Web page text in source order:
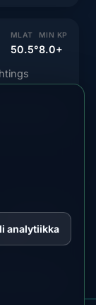
MLAT
50.5°
MIN KP
8.0+
50.4°8.0+
analytiikka